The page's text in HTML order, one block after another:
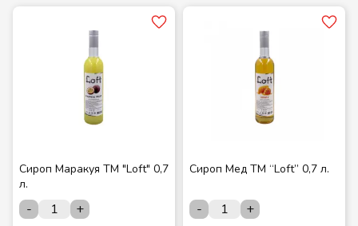
Сироп Маракуя ТМ "Loft" 0,7
л.
-
+
Сироп Мед ТМ “Loft” 0,7 л.
-
+